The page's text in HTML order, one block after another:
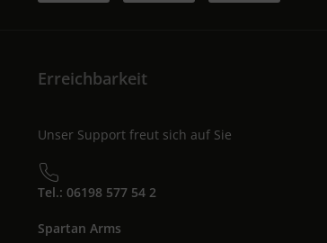
Erreichbarkeit
Unser Support freut sich auf Sie
Tel.: 06198 577 54 2
Spartan Arms